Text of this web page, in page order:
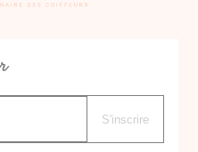
S'inscrire